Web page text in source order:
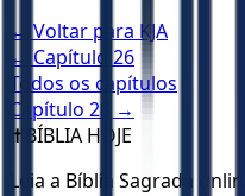
← Voltar para KJA
← Capítulo 26
Todos os capítulos
Capítulo 28
→
✝️ BÍBLIA HOJE
Leia a Bíblia Sagrada